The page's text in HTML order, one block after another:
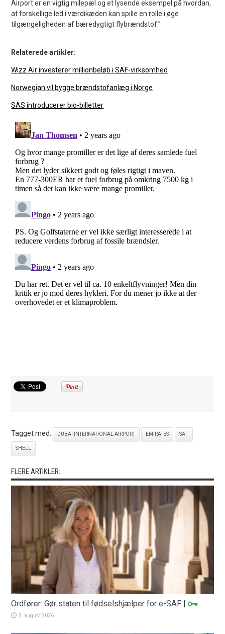
Airport er en vigtig milepæl og et lysende eksempel på hvordan,
at forskellige led i værdikæden kan spille en rolle i øge
tilgængeligheden af bæredygtigt flybrændstof.”
Relaterede artikler:
Wizz Air investerer millionbeløb i SAF-virksomhed
Norwegian vil bygge brændstofanlæg i Norge
SAS introducerer bio-billetter
Tagget med: DUBAI INTERNATIONAL AIRPORT EMIRATES SAF
SHELL
FLERE ARTIKLER:
Ordfører: Gør staten til fødselshjælper for e-SAF |
5. august 2026